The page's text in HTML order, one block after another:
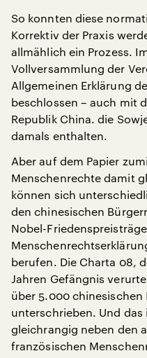
So konnten diese
Korrektiv der Praxis
allmählich ein Prozess.
Vollversammlung der
Allgemeinen Erklärung
beschlossen – auch mit
Republik China. die
damals enthalten.
Aber auf dem Papier
Menschenrechte damit
können sich
den chinesischen
Nobel-
berufen. Die Charta 08,
Jahren Gefängnis
über 5.000 chinesischen
unterschrieben. Und
gleichrangig neben den
französischen